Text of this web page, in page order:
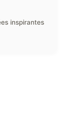
inspirantes